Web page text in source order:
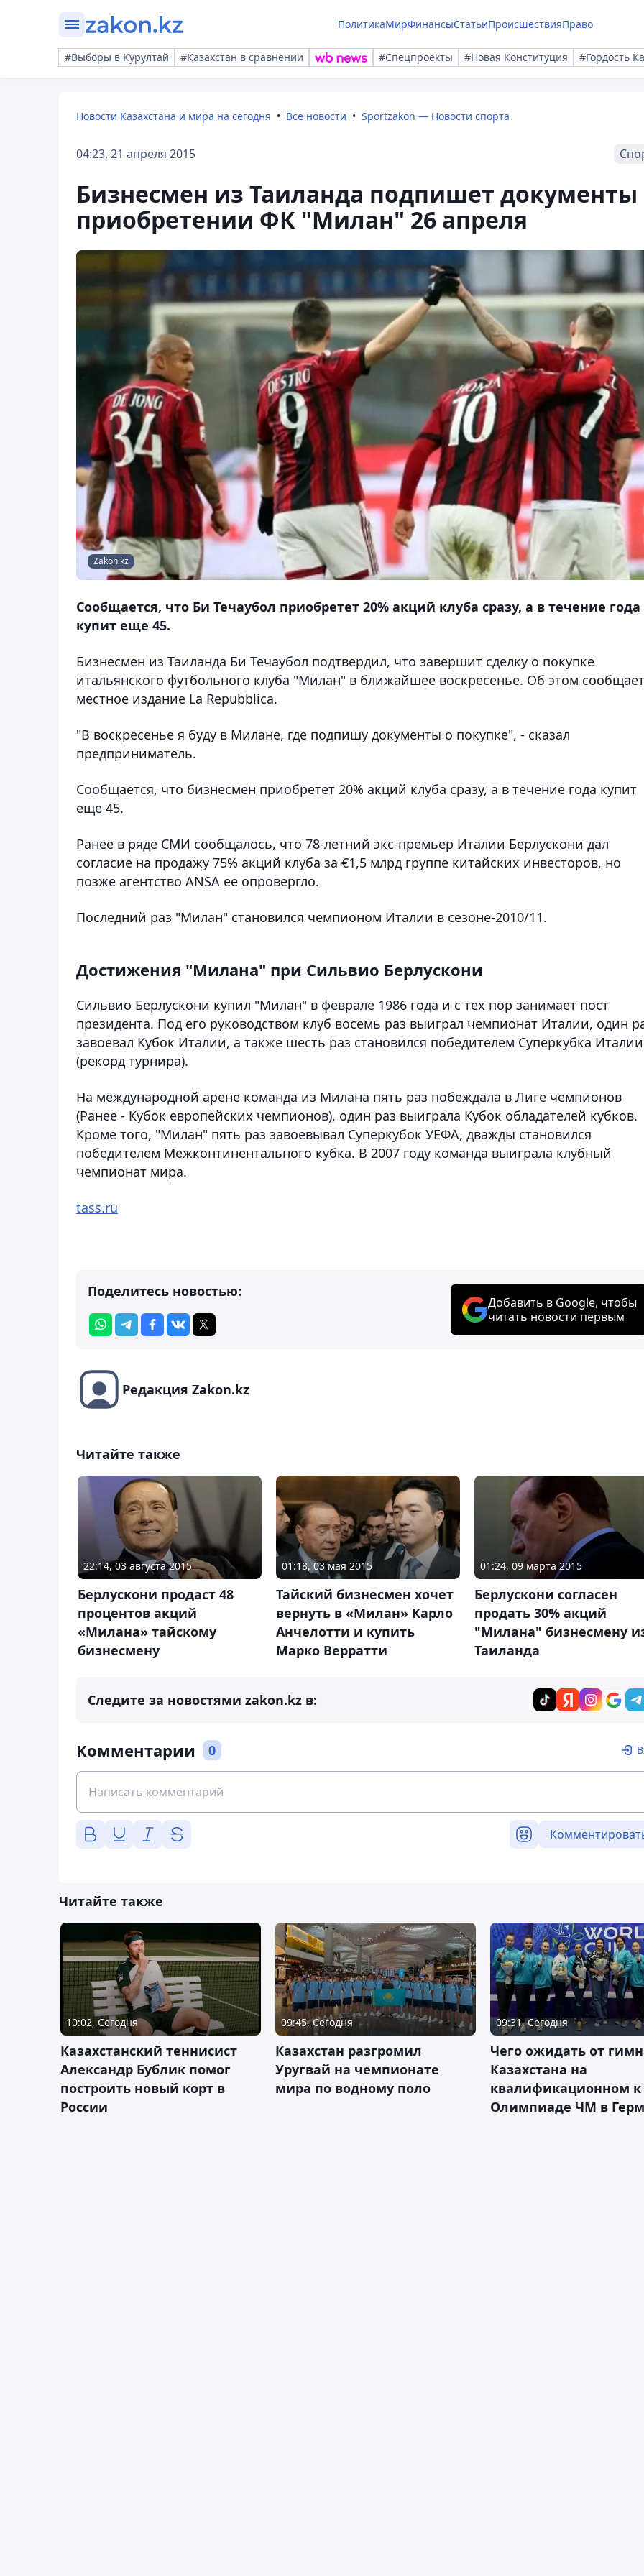
ПолитикаМирФинансыСтатьиПроисшествияПраво
#Выборы в Курултай #Казахстан в сравнении #Спецпроекты #Новая Конституция #Гордость
Новости Казахстана и мира на сегодня Все новости Sportzakon — Новости спорта
04:23, 21 апреля 2015
Бизнесмен из Таиланда подпишет документы
приобретении ФК "Милан" 26 апреля
Zakon.kz
Сообщается, что Би Течаубол приобретет 20% акций клуба сразу, а в течение года
купит еще 45.
Бизнесмен из Таиланда Би Течаубол подтвердил, что завершит сделку о покупке
итальянского футбольного клуба "Милан" в ближайшее воскресенье. Об этом сообщает
местное издание La Repubblica.
"В воскресенье я буду в Милане, где подпишу документы о покупке", - сказал
предприниматель.
Сообщается, что бизнесмен приобретет 20% акций клуба сразу, а в течение года купит
еще 45.
Ранее в ряде СМИ сообщалось, что 78-летний экс-премьер Италии Берлускони дал
согласие на продажу 75% акций клуба за €1,5 млрд группе китайских инвесторов, но
позже агентство ANSA ее опровергло.
Последний раз "Милан" становился чемпионом Италии в сезоне-2010/11.
Достижения "Милана" при Сильвио Берлускони
Сильвио Берлускони купил "Милан" в феврале 1986 года и с тех пор занимает пост
президента. Под его руководством клуб восемь раз выиграл чемпионат Италии, один
завоевал Кубок Италии, а также шесть раз становился победителем Суперкубка Италии
(рекорд турнира).
На международной арене команда из Милана пять раз побеждала в Лиге чемпионов
(Ранее - Кубок европейских чемпионов), один раз выиграла Кубок обладателей кубков.
Кроме того, "Милан" пять раз завоевывал Суперкубок УЕФА, дважды становился
победителем Межконтинентального кубка. В 2007 году команда выиграла клубный
чемпионат мира.
tass.ru
Поделитесь новостью:
Добавить в Google, чтобы
читать новости первым
Редакция Zakon.kz
Читайте также
22:14, 03 августа 2015
Берлускони продаст 48
процентов акций
«Милана» тайскому
бизнесмену
01:18, 03 мая 2015
Тайский бизнесмен хочет
вернуть в «Милан» Карло
Анчелотти и купить
Марко Верратти
01:24, 09 марта 2015
Берлускони согласен
продать 30% акций
"Милана" бизнесмену
Таиланда
Следите за новостями zakon.kz в:
Комментарии 0
Читайте также
10:02, Сегодня
Казахстанский теннисист
Александр Бублик помог
построить новый корт в
России
09:45, Сегодня
Казахстан разгромил
Уругвай на чемпионате
мира по водному поло
09:31, Сегодня
Чего ожидать от
Казахстана на
квалификационном к
Олимпиаде ЧМ в